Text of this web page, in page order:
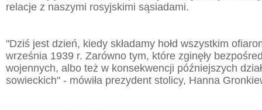
relacje z naszymi rosyjskimi sąsiadami.
"Dziś jest dzień, kiedy składamy hołd wszystkim
września 1939 r. Zarówno tym, które zginęły
wojennych, albo też w konsekwencji późniejszych
sowieckich" - mówiła prezydent stolicy, Hanna